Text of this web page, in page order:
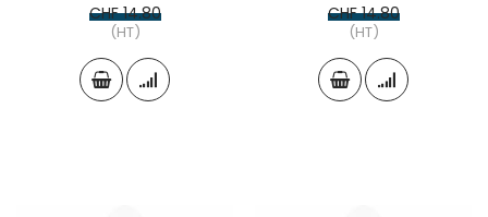
CHF 14.80
(HT)
CHF 14.80
(HT)